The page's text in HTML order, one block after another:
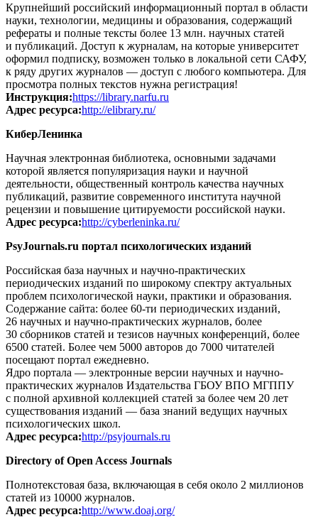
Крупнейший российский информационный портал в области
науки, технологии, медицины и образования, содержащий
рефераты и полные тексты более 13 млн. научных статей
и публикаций. Доступ к журналам, на которые университет
оформил подписку, возможен только в локальной сети САФУ,
к ряду других журналов — доступ с любого компьютера. Для
просмотра полных текстов нужна регистрация!
Инструкция:https://library.narfu.ru
Адрес ресурса:http://elibrary.ru/
КиберЛенинка
Научная электронная библиотека, основными задачами
которой является популяризация науки и научной
деятельности, общественный контроль качества научных
публикаций, развитие современного института научной
рецензии и повышение цитируемости российской науки.
Адрес ресурса:http://cyberleninka.ru/
PsyJournals.ru портал психологических изданий
Российская база научных и научно-практических
периодических изданий по широкому спектру актуальных
проблем психологической науки, практики и образования.
Содержание сайта: более 60-ти периодических изданий,
26 научных и научно-практических журналов, более
30 сборников статей и тезисов научных конференций, более
6500 статей. Более чем 5000 авторов до 7000 читателей
посещают портал ежедневно.
Ядро портала — электронные версии научных и научно-
практических журналов Издательства ГБОУ ВПО МГППУ
с полной архивной коллекцией статей за более чем 20 лет
существования изданий — база знаний ведущих научных
психологических школ.
Адрес ресурса:http://psyjournals.ru
Directory of Open Access Journals
Полнотекстовая база, включающая в себя около 2 миллионов
статей из 10000 журналов.
Адрес ресурса:http://www.doaj.org/